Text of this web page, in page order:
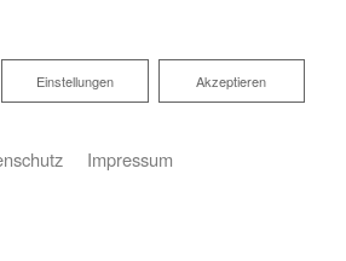
Akzeptieren
Einstellungen
Impressum